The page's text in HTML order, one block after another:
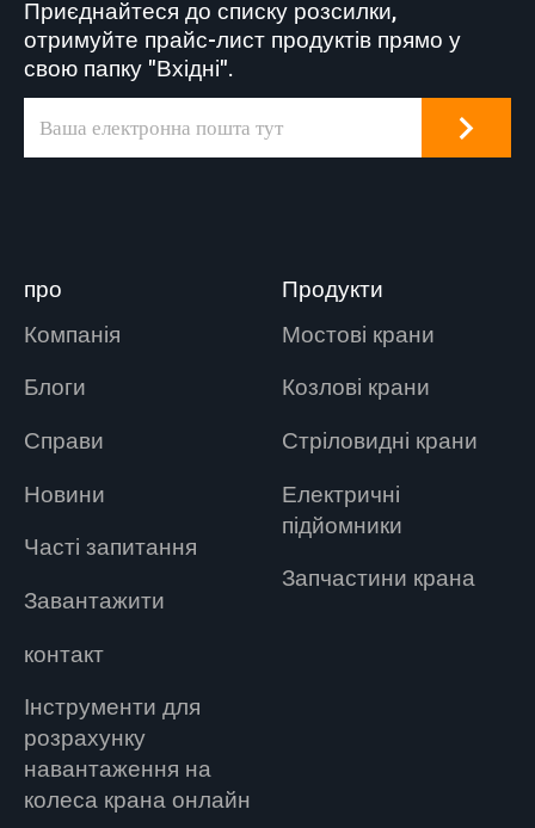
Приєднайтеся до списку розсилки,
отримуйте прайс-лист продуктів прямо у
свою папку "Вхідні".
про
Компанія
Блоги
Справи
Новини
Часті запитання
Завантажити
контакт
Інструменти для
розрахунку
навантаження на
колеса крана онлайн
Продукти
Мостові крани
Козлові крани
Стріловидні крани
Електричні
підйомники
Запчастини крана